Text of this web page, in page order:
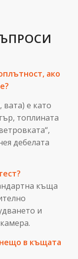
ако
е като
топлината
дебелата
къща
и
в къщата